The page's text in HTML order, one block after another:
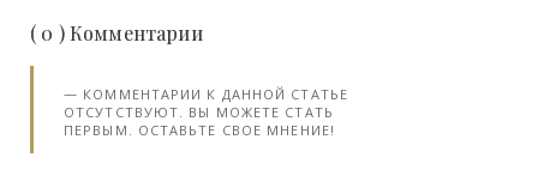
( 0 ) Комментарии
КОММЕНТАРИИ К ДАННОЙ СТАТЬЕ
ОТСУТСТВУЮТ. ВЫ МОЖЕТЕ СТАТЬ
ПЕРВЫМ. ОСТАВЬТЕ СВОЕ МНЕНИЕ!